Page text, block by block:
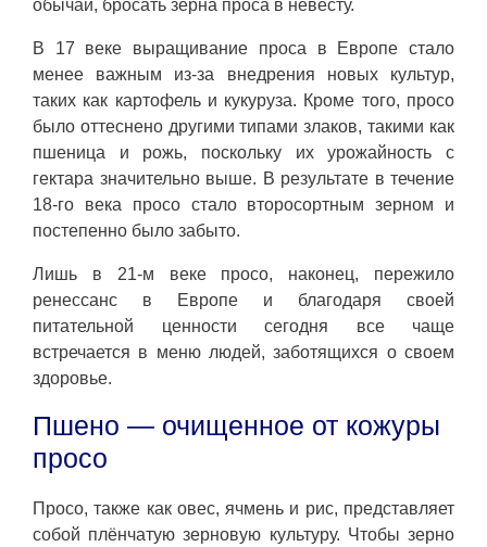
обычай, бросать зерна проса в невесту.
В 17 веке выращивание проса в Европе стало
менее важным из-за внедрения новых культур,
таких как картофель и кукуруза. Кроме того, просо
было оттеснено другими типами злаков, такими как
пшеница и рожь, поскольку их урожайность с
гектара значительно выше. В результате в течение
18-го века просо стало второсортным зерном и
постепенно было забыто.
Лишь в 21-м веке просо, наконец, пережило
ренессанс в Европе и благодаря своей
питательной ценности сегодня все чаще
встречается в меню людей, заботящихся о своем
здоровье.
Пшено — очищенное от кожуры
просо
Просо, также как овес, ячмень и рис, представляет
собой плёнчатую зерновую культуру. Чтобы зерно